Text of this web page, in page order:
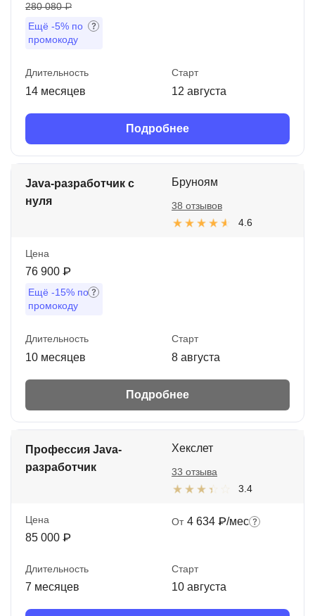
280 080 ₽
Ещё -5% по
промокоду
Длительность
14 месяцев
Старт
12 августа
Подробнее
Java-разработчик с
нуля
Бруноям
4.6
38 отзывов
Цена
76 900 ₽
Ещё -15% по
промокоду
Длительность
10 месяцев
Старт
8 августа
Подробнее
Профессия Java-
разработчик
Хекслет
3.4
33 отзыва
Цена
85 000 ₽
От 4 634 ₽/мес
Длительность
7 месяцев
Старт
10 августа